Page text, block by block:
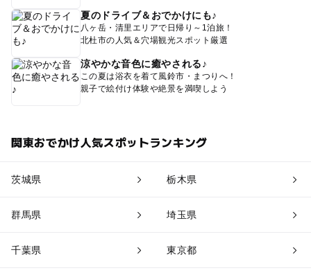
夏のドライブ＆おでかけにも♪
八ヶ岳・清里エリアで日帰り～1泊旅！
北杜市の人気＆穴場観光スポット厳選
涼やかな音色に癒やされる♪
この夏は浴衣を着て風鈴市・まつりへ！
親子で絵付け体験や絶景を満喫しよう
関東おでかけ人気スポットランキング
茨城県 栃木県
群馬県 埼玉県
千葉県 東京都